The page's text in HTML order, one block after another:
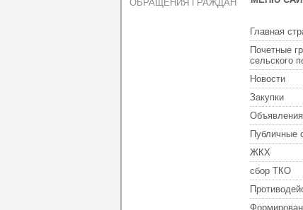
ОБРАЩЕНИЯ ГРАЖДАН
Главная
Почетные
сельского
Новости
Закупки
Объявления
Публичные
ЖКХ
сбор ТКО